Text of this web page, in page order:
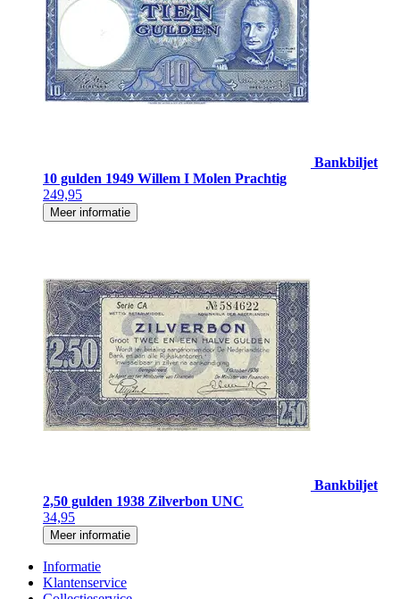
Bankbiljet
10 gulden 1949 Willem I Molen Prachtig
249,95
Meer informatie
Bankbiljet
2,50 gulden 1938 Zilverbon UNC
34,95
Meer informatie
Informatie
Klantenservice